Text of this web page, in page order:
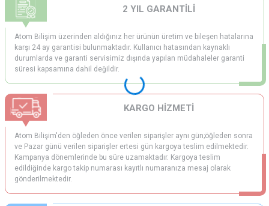
2 YIL GARANTİLİ
Atom Bilişim üzerinden aldığınız her ürünün üretim ve bileşen hatalarına
karşı 24 ay garantisi bulunmaktadır. Kullanıcı hatasından kaynaklı
durumlarda ve garanti servisimiz dışında yapılan müdahaleler garanti
süresi kapsamına dahil değildir.
KARGO HİZMETİ
Atom Bilişim'den öğleden önce verilen siparişler aynı gün;öğleden sonra
ve Pazar günü verilen siparişler ertesi gün kargoya teslim edilmektedir.
Kampanya dönemlerinde bu süre uzamaktadır. Kargoya teslim
edildiğinde kargo takip numarası kayıtlı numaranıza mesaj olarak
gönderilmektedir.